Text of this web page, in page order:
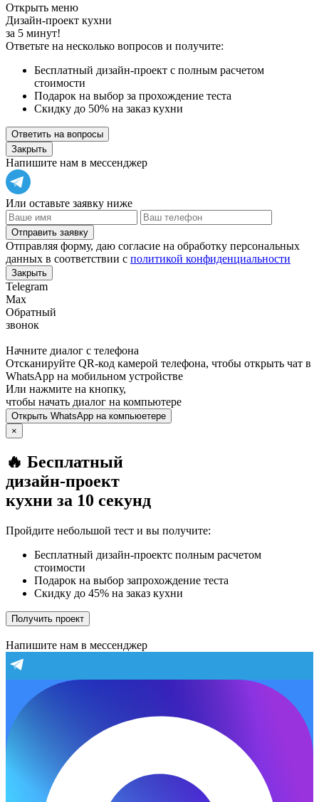
Открыть меню
Дизайн-проект кухни
за 5 минут!
Ответьте на несколько вопросов и получите:
Бесплатный дизайн-проект с полным расчетом
стоимости
Подарок на выбор за прохождение теста
Скидку до 50% на заказ кухни
Ответить на вопросы
Закрыть
Напишите нам в мессенджер
Или оставьте заявку ниже
Отправить заявку
Отправляя форму, даю согласие на обработку персональных
данных в соответствии с политикой конфиденциальности
Закрыть
Telegram
Max
Обратный
звонок
Начните диалог с телефона
Отсканируйте QR-код камерой телефона, чтобы открыть чат в
WhatsApp на мобильном устройстве
Или нажмите на кнопку,
чтобы начать диалог на компьютере
Открыть WhatsApp на компьюетере
×
🔥 Бесплатный
дизайн-проект
кухни за 10 секунд
Пройдите небольшой тест и вы получите:
Бесплатный дизайн-проектс полным расчетом
стоимости
Подарок на выбор запрохождение теста
Скидку до 45% на заказ кухни
Получить проект
Напишите нам в мессенджер